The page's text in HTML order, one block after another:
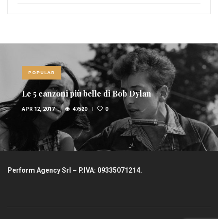
POPULAR
Le 5 canzoni più belle di Bob Dylan
APR 12, 2017 47520 0
Perform Agency Srl – P.IVA: 09335071214.